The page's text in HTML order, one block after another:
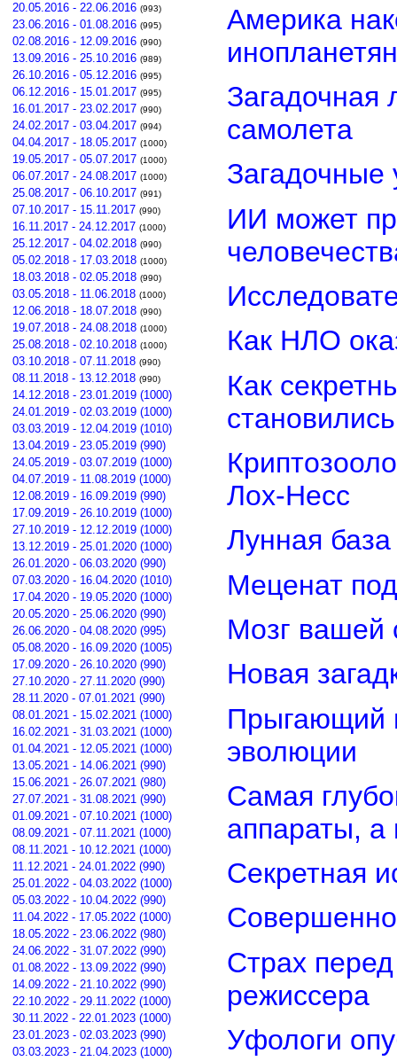
20.05.2016 - 22.06.2016 (993)
23.06.2016 - 01.08.2016 (995)
02.08.2016 - 12.09.2016 (990)
13.09.2016 - 25.10.2016 (989)
26.10.2016 - 05.12.2016 (995)
06.12.2016 - 15.01.2017 (995)
16.01.2017 - 23.02.2017 (990)
24.02.2017 - 03.04.2017 (994)
04.04.2017 - 18.05.2017 (1000)
19.05.2017 - 05.07.2017 (1000)
06.07.2017 - 24.08.2017 (1000)
25.08.2017 - 06.10.2017 (991)
07.10.2017 - 15.11.2017 (990)
16.11.2017 - 24.12.2017 (1000)
25.12.2017 - 04.02.2018 (990)
05.02.2018 - 17.03.2018 (1000)
18.03.2018 - 02.05.2018 (990)
03.05.2018 - 11.06.2018 (1000)
12.06.2018 - 18.07.2018 (990)
19.07.2018 - 24.08.2018 (1000)
25.08.2018 - 02.10.2018 (1000)
03.10.2018 - 07.11.2018 (990)
08.11.2018 - 13.12.2018 (990)
14.12.2018 - 23.01.2019 (1000)
24.01.2019 - 02.03.2019 (1000)
03.03.2019 - 12.04.2019 (1010)
13.04.2019 - 23.05.2019 (990)
24.05.2019 - 03.07.2019 (1000)
04.07.2019 - 11.08.2019 (1000)
12.08.2019 - 16.09.2019 (990)
17.09.2019 - 26.10.2019 (1000)
27.10.2019 - 12.12.2019 (1000)
13.12.2019 - 25.01.2020 (1000)
26.01.2020 - 06.03.2020 (990)
07.03.2020 - 16.04.2020 (1010)
17.04.2020 - 19.05.2020 (1000)
20.05.2020 - 25.06.2020 (990)
26.06.2020 - 04.08.2020 (995)
05.08.2020 - 16.09.2020 (1005)
17.09.2020 - 26.10.2020 (990)
27.10.2020 - 27.11.2020 (990)
28.11.2020 - 07.01.2021 (990)
08.01.2021 - 15.02.2021 (1000)
16.02.2021 - 31.03.2021 (1000)
01.04.2021 - 12.05.2021 (1000)
13.05.2021 - 14.06.2021 (990)
15.06.2021 - 26.07.2021 (980)
27.07.2021 - 31.08.2021 (990)
01.09.2021 - 07.10.2021 (1000)
08.09.2021 - 07.11.2021 (1000)
08.11.2021 - 10.12.2021 (1000)
11.12.2021 - 24.01.2022 (990)
25.01.2022 - 04.03.2022 (1000)
05.03.2022 - 10.04.2022 (990)
11.04.2022 - 17.05.2022 (1000)
18.05.2022 - 23.06.2022 (980)
24.06.2022 - 31.07.2022 (990)
01.08.2022 - 13.09.2022 (990)
14.09.2022 - 21.10.2022 (990)
22.10.2022 - 29.11.2022 (1000)
30.11.2022 - 22.01.2023 (1000)
23.01.2023 - 02.03.2023 (990)
03.03.2023 - 21.04.2023 (1000)
Америка
инопланетян
Загадочная
самолета
Загадочные
ИИ может
Как НЛО
Как
Лох-Несс
Лунная
Меценат
Мозг вашей
Новая
Прыгающий
эволюции
Самая
аппараты, а
Секретная
Страх
режиссера
Уфологи